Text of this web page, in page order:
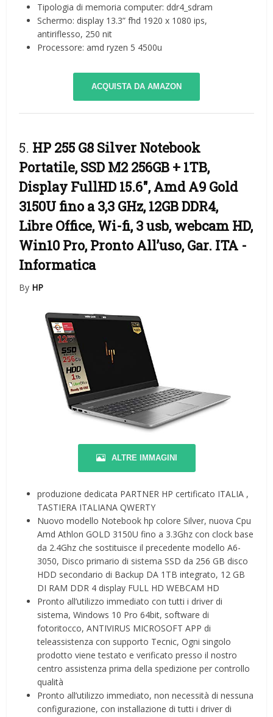
Tipologia di memoria computer: ddr4_sdram
Schermo: display 13.3” fhd 1920 x 1080 ips,
antiriflesso, 250 nit
Processore: amd ryzen 5 4500u
ACQUISTA DA AMAZON
5. HP 255 G8 Silver Notebook
Portatile, SSD M2 256GB + 1TB,
Display FullHD 15.6″, Amd A9 Gold
3150U fino a 3,3 GHz, 12GB DDR4,
Libre Office, Wi-fi, 3 usb, webcam HD,
Win10 Pro, Pronto All’uso, Gar. ITA -
Informatica
By HP
ALTRE IMMAGINI
produzione dedicata PARTNER HP certificato ITALIA ,
TASTIERA ITALIANA QWERTY
Nuovo modello Notebook hp colore Silver, nuova Cpu
Amd Athlon GOLD 3150U fino a 3.3Ghz con clock base
da 2.4Ghz che sostituisce il precedente modello A6-
3050, Disco primario di sistema SSD da 256 GB disco
HDD secondario di Backup DA 1TB integrato, 12 GB
DI RAM DDR 4 display FULL HD WEBCAM HD
Pronto all’utilizzo immediato con tutti i driver di
sistema, Windows 10 Pro 64bit, software di
fotoritocco, ANTIVIRUS MICROSOFT APP di
teleassistenza con supporto Tecnic, Ogni singolo
prodotto viene testato e verificato presso il nostro
centro assistenza prima della spedizione per controllo
qualità
Pronto all’utilizzo immediato, non necessità di nessuna
configurazione, con installazione di tutti i driver di